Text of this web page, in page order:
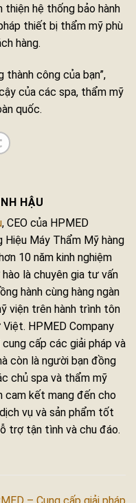
thiện hệ thống bảo hành
thiết bị thẩm mỹ phù
hàng.
thành công của bạn”,
của các spa, thẩm mỹ
quốc.
HẬU
, CEO của HPMED
Hiệu Máy Thẩm Mỹ hàng
10 năm kinh nghiệm
là chuyên gia tư vấn
hành cùng hàng ngàn
viện trên hành trình tôn
HPMED Company
cấp các giải pháp và
còn là người bạn đồng
chủ spa và thẩm mỹ
cam kết mang đến cho
vụ và sản phẩm tốt
trợ tận tình và chu đáo.